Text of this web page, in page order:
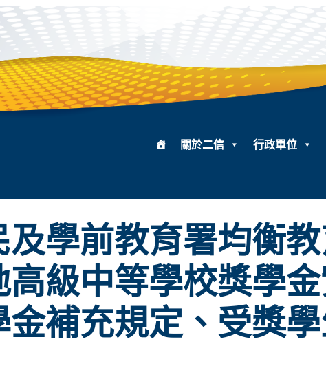
關於二信 行政單位
學前教育署均衡
級中等學校獎學
補充規定、受獎